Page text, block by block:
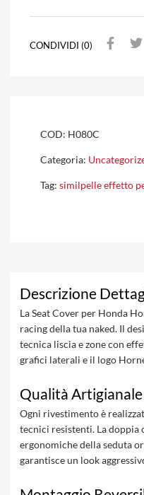
CONDIVIDI (0)
COD: H080C
Categoria:
Tag: similpelle effetto
Descrizione
La Seat Cover per Honda
racing della tua naked. Il
tecnica liscia e zone con
grafici laterali e il logo
Qualità Artigianale
Ogni rivestimento è
tecnici resistenti. La doppia
ergonomiche della seduta
garantisce un look